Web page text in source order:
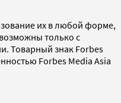
их в любой форме,
только с
Товарный знак Forbes
Forbes Media Asia